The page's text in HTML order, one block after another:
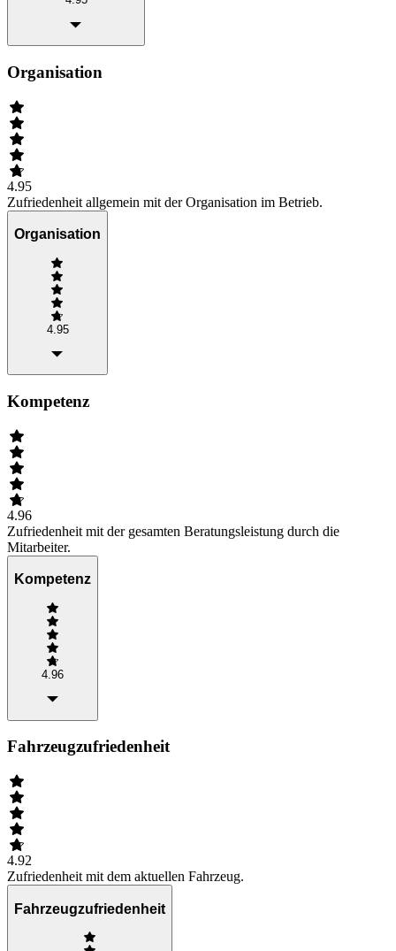
Organisation
4.95
Zufriedenheit allgemein mit der Organisation im Betrieb.
Organisation
4.95
Kompetenz
4.96
Zufriedenheit mit der gesamten Beratungsleistung durch die
Mitarbeiter.
Kompetenz
4.96
Fahrzeugzufriedenheit
4.92
Zufriedenheit mit dem aktuellen Fahrzeug.
Fahrzeugzufriedenheit